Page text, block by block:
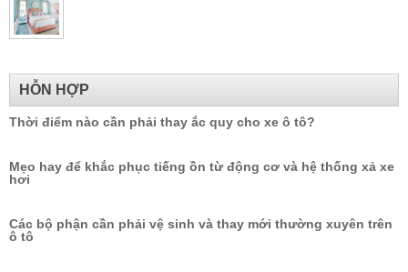
HỖN HỢP
Thời điểm nào cần phải thay ắc quy cho xe ô tô?
Mẹo hay để khắc phục tiếng ồn từ động cơ và hệ thống xả xe
hơi
Các bộ phận cần phải vệ sinh và thay mới thường xuyên trên
ô tô